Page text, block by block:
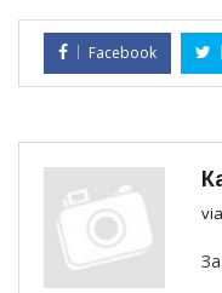
Facebook